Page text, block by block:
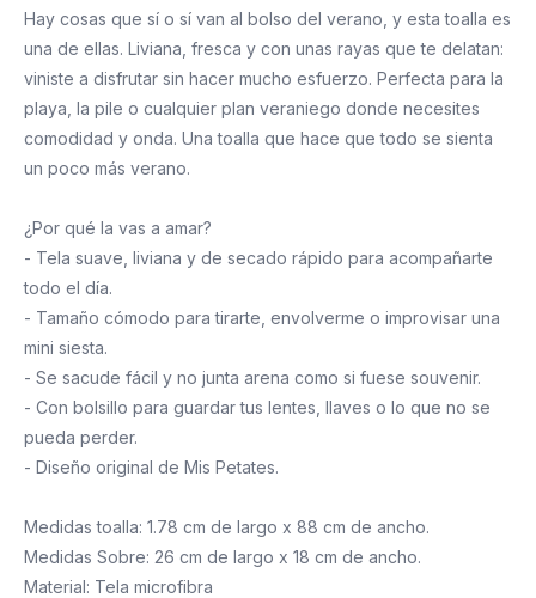
Hay cosas que sí o sí van al bolso del verano, y esta toalla es
una de ellas. Liviana, fresca y con unas rayas que te delatan:
viniste a disfrutar sin hacer mucho esfuerzo. Perfecta para la
playa, la pile o cualquier plan veraniego donde necesites
comodidad y onda. Una toalla que hace que todo se sienta
un poco más verano.
¿Por qué la vas a amar?
- Tela suave, liviana y de secado rápido para acompañarte
todo el día.
- Tamaño cómodo para tirarte, envolverme o improvisar una
mini siesta.
- Se sacude fácil y no junta arena como si fuese souvenir.
- Con bolsillo para guardar tus lentes, llaves o lo que no se
pueda perder.
- Diseño original de Mis Petates.
Medidas toalla: 1.78 cm de largo x 88 cm de ancho.
Medidas Sobre: 26 cm de largo x 18 cm de ancho.
Material: Tela microfibra